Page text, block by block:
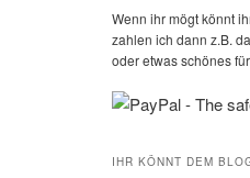
Wenn ihr mögt könnt
zahlen ich dann z.B.
oder etwas schönes
IHR KÖNNT DEM